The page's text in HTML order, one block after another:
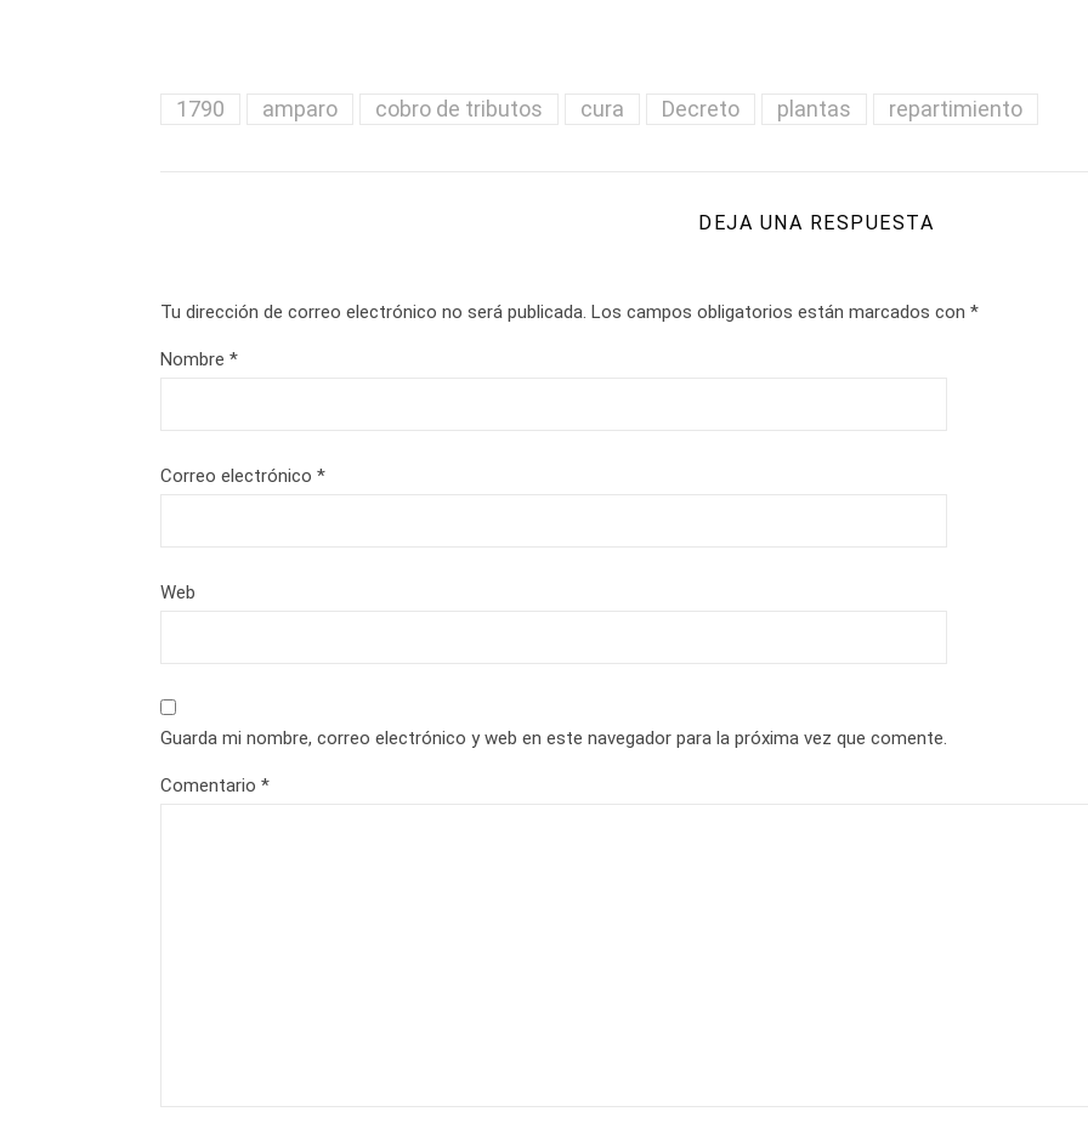
1790 amparo cobro de tributos cura Decreto plantas repartimiento
DEJA UNA RESPUESTA
Tu dirección de correo electrónico no será publicada. Los campos obligatorios están marcados con *
Nombre *
Correo electrónico *
Web
Guarda mi nombre, correo electrónico y web en este navegador para la próxima vez que comente.
Comentario *